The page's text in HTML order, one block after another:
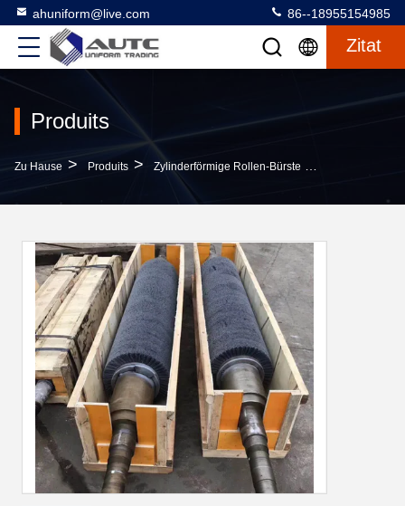
ahuniform@live.com 86--18955154985
Zitat
Produits
Zu Hause > Produits > Zylinderförmige Rollen-Bürste >